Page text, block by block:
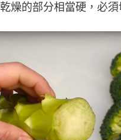
燥的部分相當硬，必須